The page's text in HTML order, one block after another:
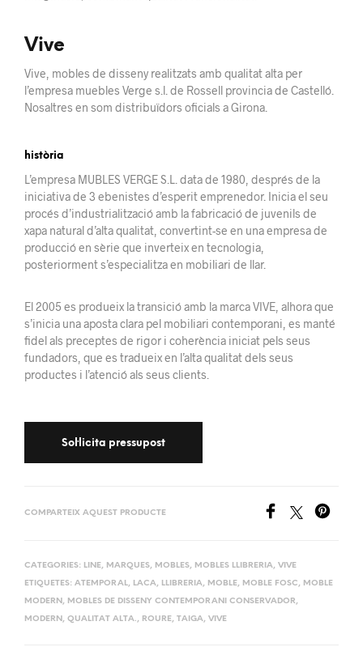
Vive
Vive, mobles de disseny realitzats amb qualitat alta per
l’empresa muebles Verge s.l. de Rossell provincia de Castelló.
Nosaltres en som distribuïdors oficials a Girona.
història
L’empresa MUBLES VERGE S.L. data de 1980, després de la
iniciativa de 3 ebenistes d’esperitemprenedor. Inicia el seu
procés d’industrialització amb la fabricació de juvenils de
xapa natural d’alta qualitat, convertint-se en una empresa de
producció en sèrie que inverteixen tecnologia,
posteriorment s’especialitza en mobiliari de llar.
El 2005 es produeix latransició amb la marca VIVE, alhora que
s’inicia una aposta clara pel mobiliari contemporani , es manté
fidel als preceptes de rigor i coherència iniciat pels seus
fundadors, que es tradueixen l’altaqualitat dels seus
productes i l’atenció als seus clients.
COMPARTEIX AQUEST PRODUCTE
CATEGORIES: LINE, MARQUES, MOBLES, MOBLES LLIBRERIA, VIVE
ETIQUETES: ATEMPORAL, LACA, LLIBRERIA, MOBLE, MOBLE FOSC, MOBLE
MODERN , MOBLES DE DISSENY CONTEMPORANI CONSERVADOR,
MODERN , QUALITAT ALTA., ROURE, TAIGA, VIVE